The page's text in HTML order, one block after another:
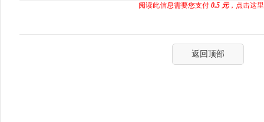
阅读此信息需要您支付 0.5 元，点击这
返回顶部